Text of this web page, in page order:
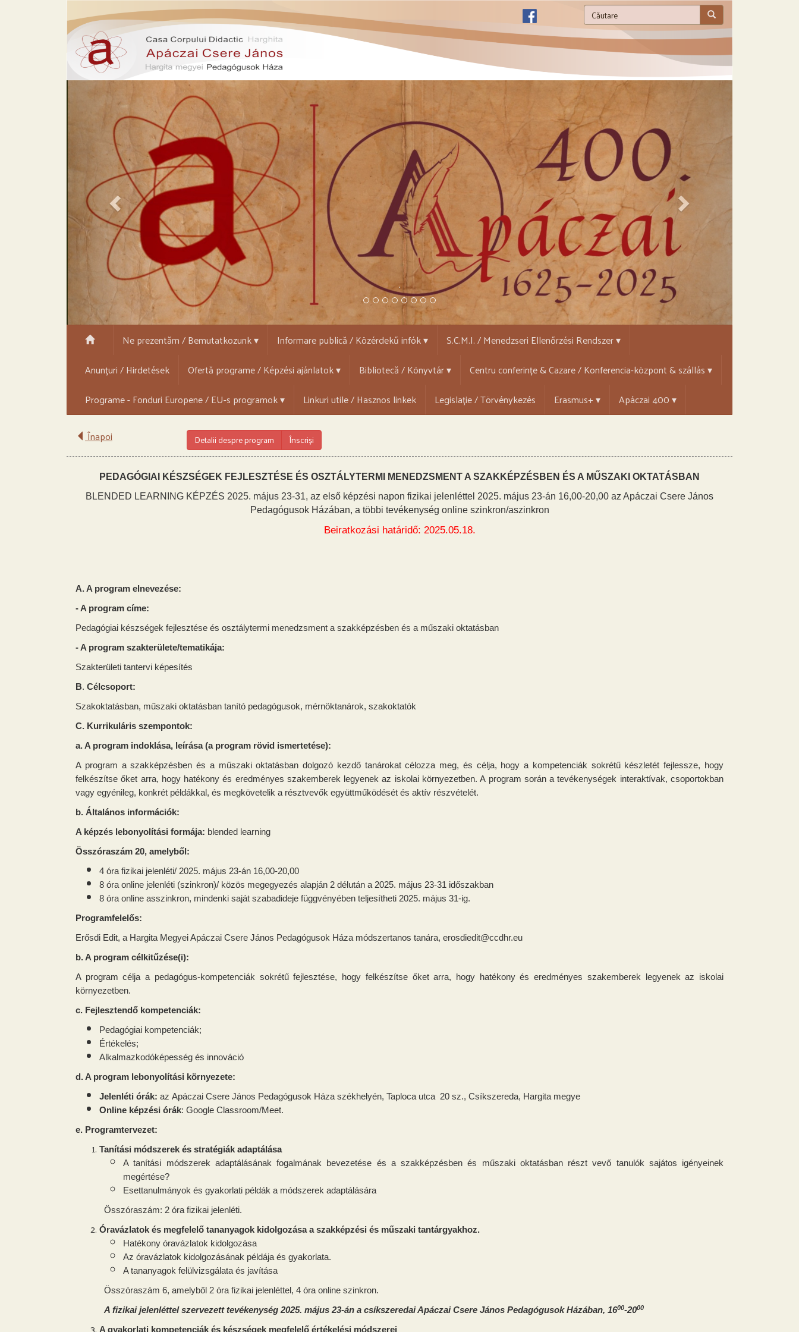
.
Ne prezentăm / Bemutatkozunk ▾ Informare publică / Közérdekű infók ▾
S.C.M.I. / Menedzseri Ellenőrzési Rendszer ▾
Anunțuri / Hirdetések
Ofertă programe / Képzési ajánlatok ▾ Bibliotecă / Könyvtár ▾
Centru conferințe & Cazare / Konferencia-központ & szállás ▾
Programe - Fonduri Europene / EU-s programok ▾
Linkuri utile / Hasznos linkek Legislație / Törvénykezés Erasmus+ ▾ Apáczai 400 ▾
Înapoi Detalii despre program Înscriși
PEDAGÓGIAI KÉSZSÉGEK FEJLESZTÉSE ÉS OSZTÁLYTERMI MENEDZSMENT A SZAKKÉPZÉSBEN ÉS A MŰSZAKI OKTATÁSBAN
BLENDED LEARNING KÉPZÉS 2025. május 23-31, az első képzési napon fizikai jelenléttel 2025. május 23-án 16,00-20,00 az Apáczai Csere János
Pedagógusok Házában, a többi tevékenység online szinkron/aszinkron
Beiratkozási határidő: 2025.05.18.
A. A program elnevezése:
- A program címe:
Pedagógiai készségek fejlesztése és osztálytermi menedzsment a szakképzésben és a műszaki oktatásban
- A program szakterülete/tematikája:
Szakterületi tantervi képesítés
B. Célcsoport:
Szakoktatásban, műszaki oktatásban tanító pedagógusok, mérnöktanárok, szakoktatók
C. Kurrikuláris szempontok:
a. A program indoklása, leírása(a program rövid ismertetése):
A program a szakképzésben és a műszaki oktatásban dolgozó kezdő tanárokat célozza meg, és célja, hogy a kompetenciák sokrétű készletét fejlessze, hogy
felkészítse őket arra, hogy hatékony és eredményes szakemberek legyenek az iskolai környezetben. A program során a tevékenységek interaktívak, csoportokban
vagy egyénileg, konkrét példákkal, és megkövetelik a résztvevők együttműködését és aktív részvételét.
b. Általános információk:
A képzés lebonyolítási formája: blended learning
Összóraszám 20, amelyből:
4 óra fizikai jelenléti/ 2025. május 23-án 16,00-20,00
8 óra online jelenléti (szinkron)/ közös megegyezés alapján 2 délután a 2025. május 23-31 időszakban
8 óra online asszinkron, mindenki saját szabadideje függvényében teljesítheti 2025. május 31-ig.
Programfelelős:
Erősdi Edit, a Hargita MegyeiApáczai Csere János Pedagógusok Háza módszertanos tanára, erosdiedit@ccdhr.eu
b. A program célkitűzése(i):
A program célja a pedagógus-kompetenciák sokrétű fejlesztése, hogy felkészítse őket arra, hogy hatékony és eredményes szakemberek legyenek az iskolai
környezetben.
c. Fejlesztendő kompetenciák:
Pedagógiai kompetenciák;
Értékelés;
Alkalmazkodóképesség és innováció
d. A program lebonyolítási környezete:
Jelenléti órák: az Apáczai Csere János Pedagógusok Háza székhelyén, Taploca utca 20 sz., Csíkszereda, Hargita megye
Online képzési órák: Google Classroom/Meet.
e. Programtervezet:
Tanítási módszerek és stratégiák adaptálása
A tanítási módszerek adaptálásának fogalmának bevezetése és a szakképzésben és műszaki oktatásban részt vevő tanulók sajátos igényeinek
megértése?
Esettanulmányok és gyakorlati példák a módszerek adaptálására
Összóraszám: 2 óra fizikai jelenléti.
Óravázlatok és megfelelő tananyagok kidolgozása a szakképzési és műszaki tantárgyakhoz.
Hatékony óravázlatok kidolgozása
Az óravázlatok kidolgozásának példája és gyakorlata.
A tananyagok felülvizsgálata és javítása
Összóraszám 6, amelyből 2 óra fizikai jelenléttel, 4 óra online szinkron.
A fizikai jelenléttel szervezett tevékenység 2025. május 23-án a csíkszeredai Apáczai Csere János Pedagógusok Házában, 1600-2000
A gyakorlati kompetenciák és készségek megfelelő értékelési módszerei